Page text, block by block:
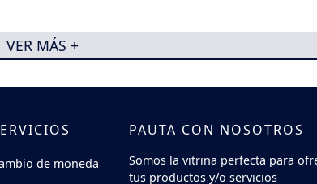
VER MÁS +
de moneda
PAUTA CON NOSOTROS
Somos la vitrina perfecta para
tus productos y/o servicios